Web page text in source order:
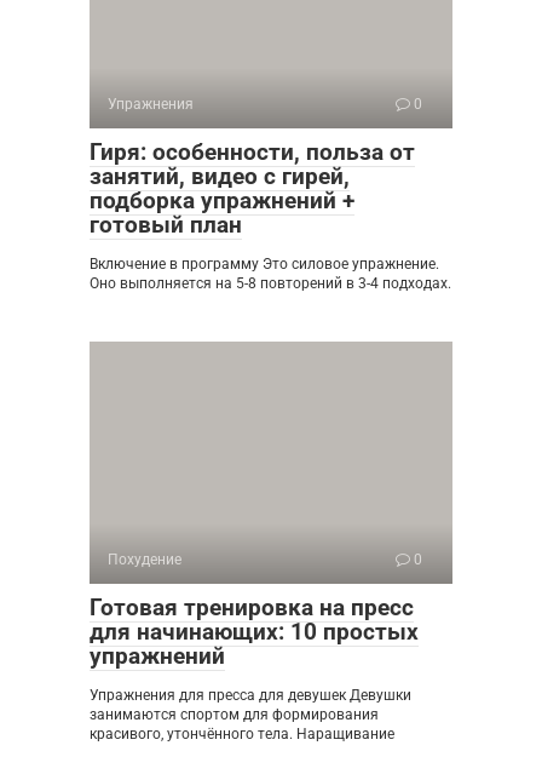
Упражнения 0
Гиря: особенности, польза от
занятий, видео с гирей,
подборка упражнений +
готовый план
Включение в программу Это силовое упражнение.
Оно выполняется на 5-8 повторений в 3-4 подходах.
Похудение 0
Готовая тренировка на пресс
для начинающих: 10 простых
упражнений
Упражнения для пресса для девушек Девушки
занимаются спортом для формирования
красивого, утончённого тела. Наращивание